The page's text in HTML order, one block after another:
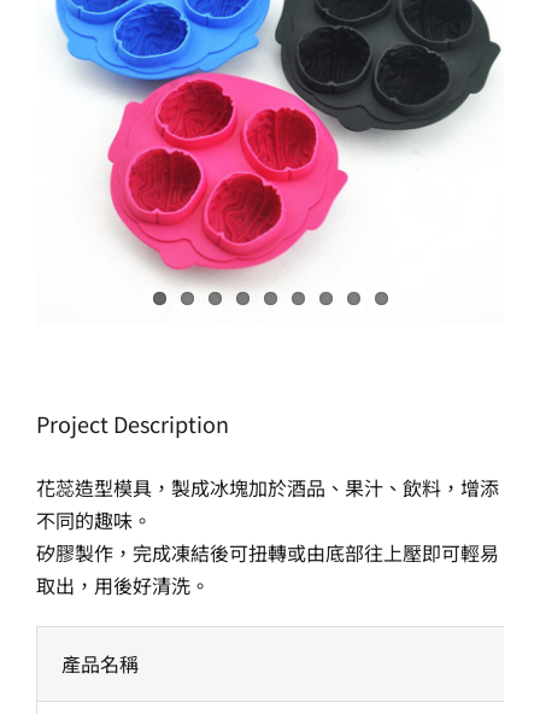
生產製造
選購指南
公司介紹
聯繫洽詢
Project Description
花蕊造型模具，製成冰塊加於酒品、果汁、飲料，增添
不同的趣味。
矽膠製作，完成凍結後可扭轉或由底部往上壓即可輕易
取出，用後好清洗。
產品名稱